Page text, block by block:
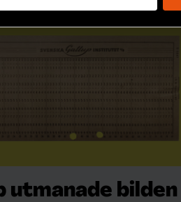
och annonserna till
även sådana identifierare
som vi samarbetar med. Dessa
som de har samlat in när du
utmanade bilden